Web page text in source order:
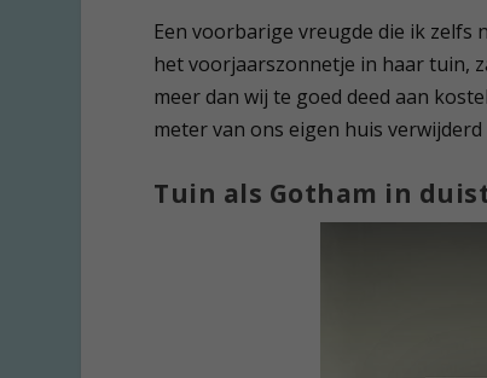
Een voorbarige vreugde die ik zelfs
het voorjaarszonnetje in haar tuin,
meer dan wij te goed deed aan
meter van ons eigen huis
Tuin als Gotham in